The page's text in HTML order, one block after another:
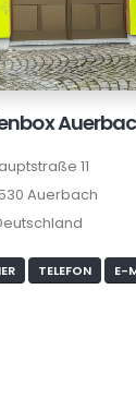
11
Auerbach
TELEFON E-